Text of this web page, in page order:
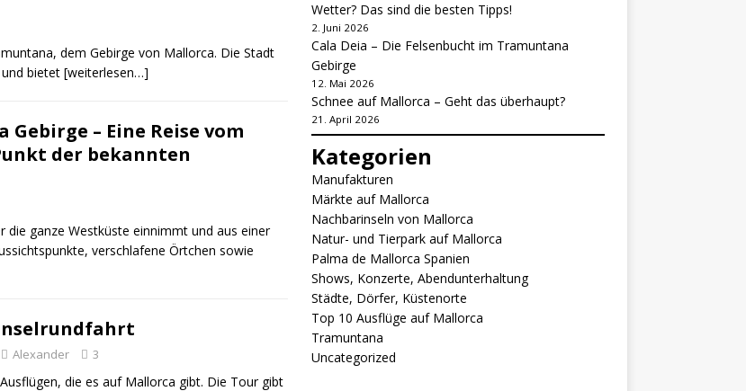
dem Gebirge von Mallorca. Die Stadt
bietet [weiterlesen…]
– Eine Reise vom
der bekannten
ganze Westküste einnimmt und aus einer
verschlafene Örtchen sowie
Alexander 3
die es auf Mallorca gibt. Die Tour gibt
Wetter? Das sind die besten Tipps!
2. Juni 2026
Cala Deia – Die Felsenbucht im Tramuntana
Gebirge
12. Mai 2026
Schnee auf Mallorca – Geht das überhaupt?
21. April 2026
Kategorien
Manufakturen
Märkte auf Mallorca
Nachbarinseln von Mallorca
Natur- und Tierpark auf Mallorca
Palma de Mallorca Spanien
Shows, Konzerte, Abendunterhaltung
Städte, Dörfer, Küstenorte
Top 10 Ausflüge auf Mallorca
Tramuntana
Uncategorized